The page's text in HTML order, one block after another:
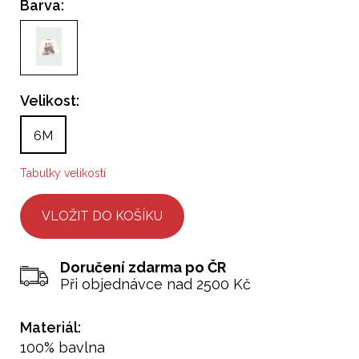
Barva:
Velikost:
6M
Tabulky velikostí
Doručení zdarma po ČR
Při objednávce nad 2500 Kč
Materiál:
100% bavlna